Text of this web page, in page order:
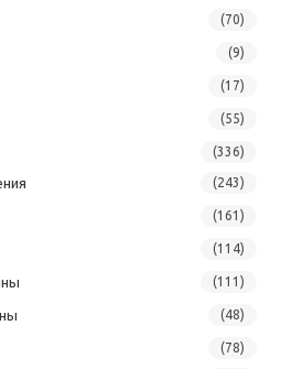
(70)
(9)
(17)
(55)
(336)
(243)
(161)
(114)
(111)
(48)
(78)